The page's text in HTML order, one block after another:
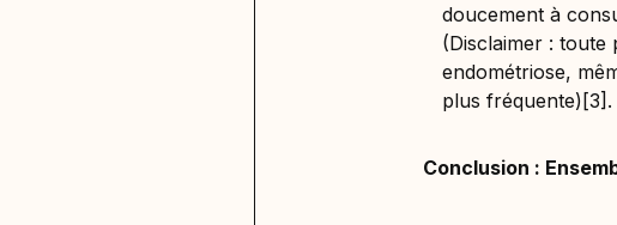
doucement à
(Disclaimer : toute
endométriose,
plus fréquente)[3].
Conclusion :